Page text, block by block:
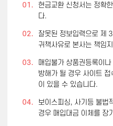
01.
현금교환 신청서는 정확
다.
02.
잘못된 정보입력으로 제
귀책사유로 본사는 책임
03.
매입불가 상품권등록이
방해가 될 경우 사이트
이 있을 수 있습니다.
04.
보이스피싱, 사기등 불법
경우 매입대금 이체를 장